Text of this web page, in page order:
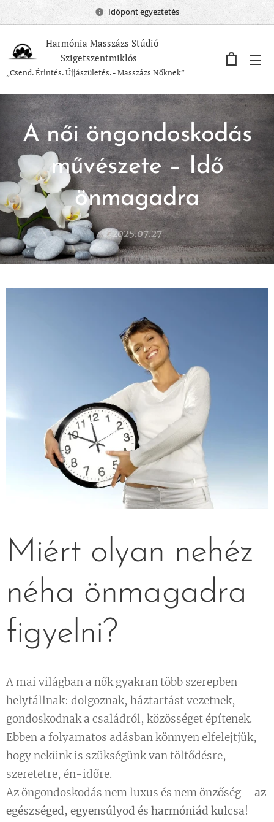
Időpont egyeztetés
Harmónia Masszázs Stúdió
Szigetszentmiklós
„Csend. Érintés. Újjászületés. - Masszázs Nőknek”
A női öngondoskodás
művészete – Idő
önmagadra
2025.07.27
Miért olyan nehéz
néha önmagadra
figyelni? 💭🌸
A mai világban a nők gyakran több szerepben
helytállnak: dolgoznak, háztartást vezetnek,
gondoskodnak a családról, közösséget építenek.
Ebben a folyamatos adásban könnyen elfelejtjük,
hogy nekünk is szükségünk van töltődésre,
szeretetre, én-időre.
Az öngondoskodás nem luxus és nem önzőség – az
egészséged, egyensúlyod és harmóniád kulcsa!